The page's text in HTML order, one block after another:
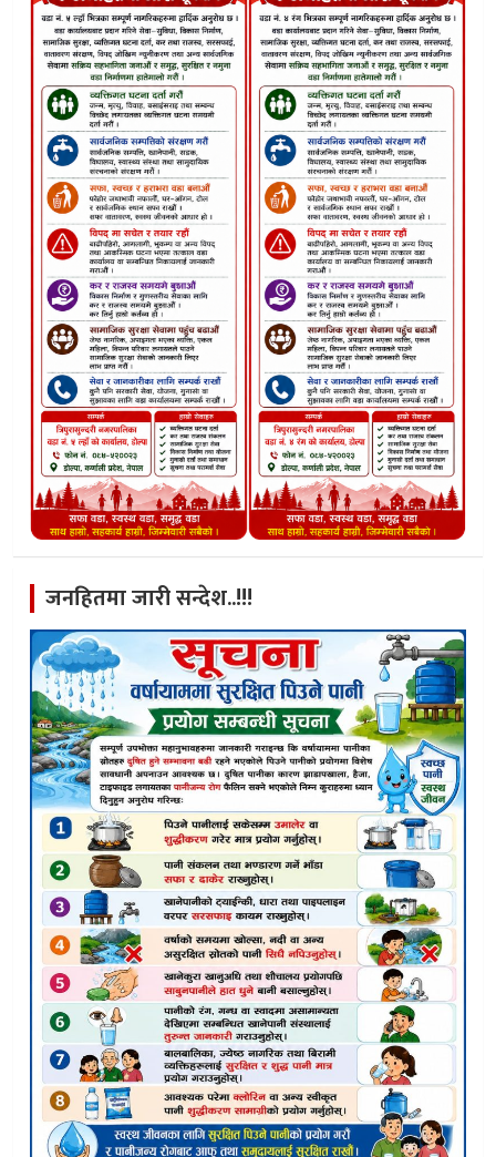
जनहितमा जारी सन्देश..!!!